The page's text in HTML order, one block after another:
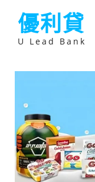
優利貸
U Lead Bank